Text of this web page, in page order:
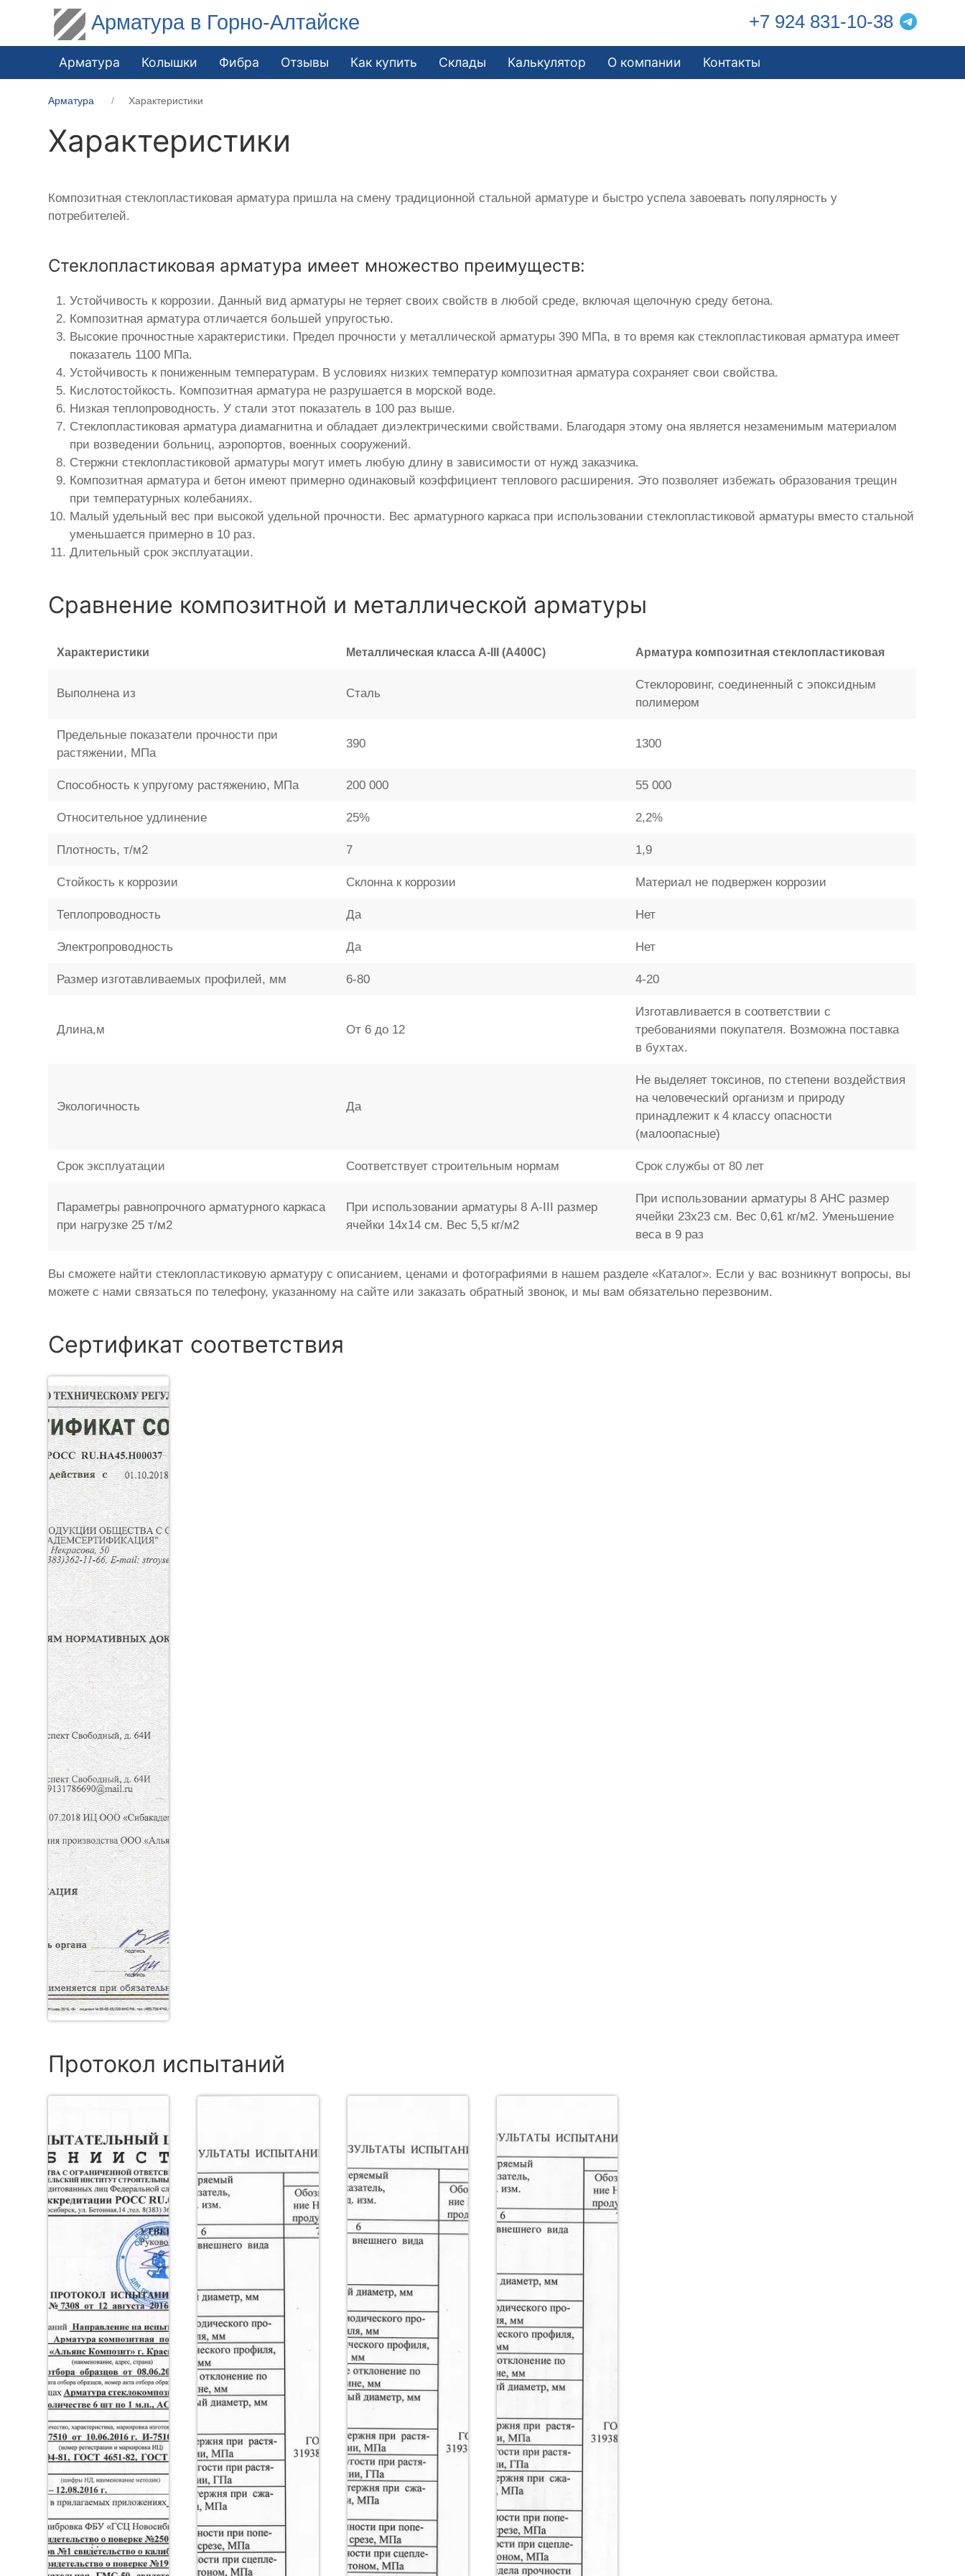
Арматура в Горно-Алтайске +7 924 831-10-38
Арматура Колышки Фибра Отзывы Как купить Склады Калькулятор О компании Контакты
Арматура Характеристики
Характеристики
Композитная стеклопластиковая арматура пришла на смену традиционной стальной арматуре и быстро успела завоевать популярность у
потребителей.
Стеклопластиковая арматура имеет множество преимуществ:
Устойчивость к коррозии. Данный вид арматуры не теряет своих свойств в любой среде, включая щелочную среду бетона.
Композитная арматура отличается большей упругостью.
Высокие прочностные характеристики. Предел прочности у металлической арматуры 390 МПа, в то время как стеклопластиковая арматура имеет
показатель 1100 МПа.
Устойчивость к пониженным температурам. В условиях низких температур композитная арматура сохраняет свои свойства.
Кислотостойкость. Композитная арматура не разрушается в морской воде.
Низкая теплопроводность. У стали этот показатель в 100 раз выше.
Стеклопластиковая арматура диамагнитна и обладает диэлектрическими свойствами. Благодаря этому она является незаменимым материалом
при возведении больниц, аэропортов, военных сооружений.
Стержни стеклопластиковой арматуры могут иметь любую длину в зависимости от нужд заказчика.
Композитная арматура и бетон имеют примерно одинаковый коэффициент теплового расширения. Это позволяет избежать образования трещин
при температурных колебаниях.
Малый удельный вес при высокой удельной прочности. Вес арматурного каркаса при использовании стеклопластиковой арматуры вместо стальной
уменьшается примерно в 10 раз.
Длительный срок эксплуатации.
Сравнение композитной и металлической арматуры
Характеристики Металлическая класса A-III (А400С) Арматура композитная стеклопластиковая
Выполнена из Сталь
Стеклоровинг, соединенный с эпоксидным
полимером
Предельные показатели прочности при
растяжении, МПа
390 1300
Способность к упругому растяжению, МПа 200 000 55 000
Относительное удлинение 25% 2,2%
Плотность, т/м2 7 1,9
Стойкость к коррозии Склонна к коррозии Материал не подвержен коррозии
Теплопроводность Да Нет
Электропроводность Да Нет
Размер изготавливаемых профилей, мм 6-80 4-20
Длина,м От 6 до 12
Изготавливается в соответствии с
требованиями покупателя. Возможна поставка
в бухтах.
Экологичность Да
Не выделяет токсинов, по степени воздействия
на человеческий организм и природу
принадлежит к 4 классу опасности
(малоопасные)
Срок эксплуатации Соответствует строительным нормам Срок службы от 80 лет
Параметры равнопрочного арматурного каркаса
при нагрузке 25 т/м2
При использовании арматуры 8 A-III размер
ячейки 14x14 см. Вес 5,5 кг/м2
При использовании арматуры 8 АНС размер
ячейки 23x23 см. Вес 0,61 кг/м2. Уменьшение
веса в 9 раз
Вы сможете найти стеклопластиковую арматуру с описанием, ценами и фотографиями в нашем разделе «Каталог». Если у вас возникнут вопросы, вы
можете с нами связаться по телефону, указанному на сайте или заказать обратный звонок, и мы вам обязательно перезвоним.
Сертификат соответствия
Протокол испытаний